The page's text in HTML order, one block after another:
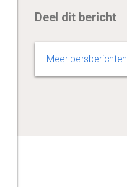
Deel dit bericht
Meer